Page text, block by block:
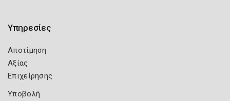
Υπηρεσίες
Αποτίμηση
Αξίας
Επιχείρησης
Υποβολή